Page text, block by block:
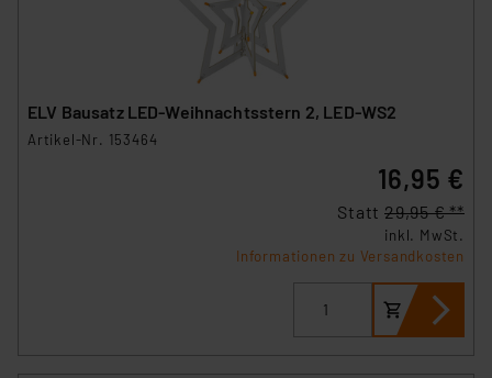
ELV Bausatz LED-Weihnachtsstern 2, LED-WS2
Artikel-Nr. 153464
16,95 €
Statt 29,95 € **
inkl. MwSt.
Informationen zu Versandkosten